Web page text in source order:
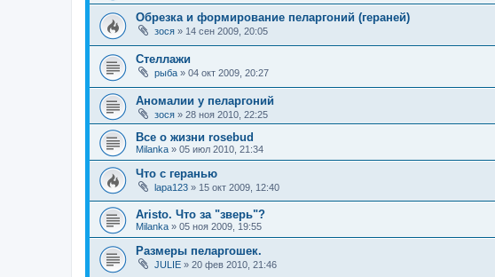
Обрезка и формирование пеларгоний (гераней)
зося » 14 сен 2009, 20:05
Стеллажи
рыба » 04 окт 2009, 20:27
Аномалии у пеларгоний
зося » 28 ноя 2010, 22:25
Все о жизни rosebud
Milanka » 05 июл 2010, 21:34
Что с геранью
lapa123 » 15 окт 2009, 12:40
Aristo. Что за "зверь"?
Milanka » 05 ноя 2009, 19:55
Размеры пеларгошек.
JULIE » 20 фев 2010, 21:46